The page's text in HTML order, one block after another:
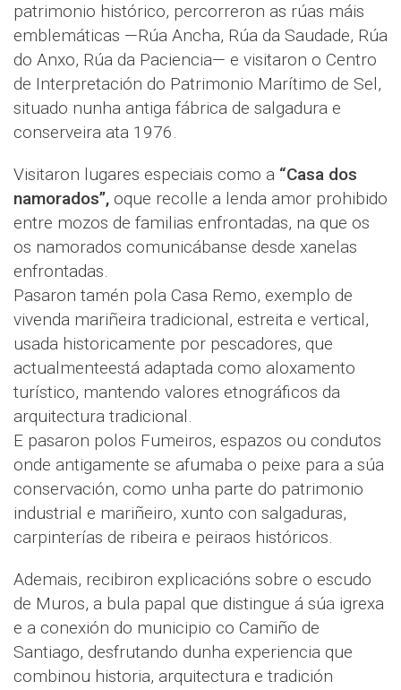
patrimonio histórico, percorreron as rúas máis
emblemáticas —Rúa Ancha, Rúa da Saudade, Rúa
do Anxo, Rúa da Paciencia— e visitaron o Centro
de Interpretación do Patrimonio Marítimo de Sel,
situado nunha antiga fábrica de salgadura e
conserveira ata 1976.
Visitaron lugares especiais como a “Casa dos
namorados”, oque recolle a lenda amor prohibido
entre mozos de familias enfrontadas, na que os
os namorados comunicábanse desde xanelas
enfrontadas.
Pasaron tamén pola Casa Remo, exemplo de
vivenda mariñeira tradicional, estreita e vertical,
usada historicamente por pescadores, que
actualmenteestá adaptada como aloxamento
turístico, mantendo valores etnográficos da
arquitectura tradicional.
E pasaron polos Fumeiros, espazos ou condutos
onde antigamente se afumaba o peixe para a súa
conservación, como unha parte do patrimonio
industrial e mariñeiro, xunto con salgaduras,
carpinterías de ribeira e peiraos históricos.
Ademais, recibiron explicacións sobre o escudo
de Muros, a bula papal que distingue á súa igrexa
e a conexión do municipio co Camiño de
Santiago, desfrutando dunha experiencia que
combinou historia, arquitectura e tradición